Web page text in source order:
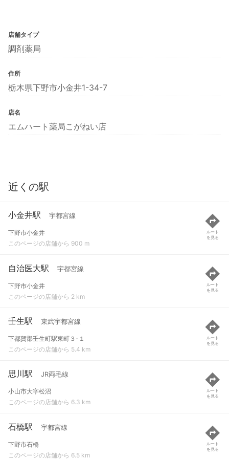
店舗タイプ
調剤薬局
住所
栃木県下野市小金井1-34-7
店名
エムハート薬局こがねい店
近くの駅
小金井駅 宇都宮線
下野市小金井
このページの店舗から 900 m
ルート
を見る
自治医大駅 宇都宮線
下野市小金井
このページの店舗から 2 km
ルート
を見る
壬生駅 東武宇都宮線
下都賀郡壬生町駅東町３-１
このページの店舗から 5.4 km
ルート
を見る
思川駅 JR両毛線
小山市大字松沼
このページの店舗から 6.3 km
ルート
を見る
石橋駅 宇都宮線
下野市石橋
このページの店舗から 6.5 km
ルート
を見る